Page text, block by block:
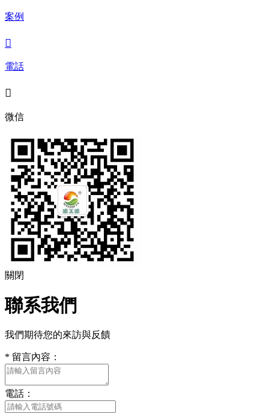
案例

電話

微信
關閉
聯系我們
我們期待您的來訪與反饋
* 留言內容：
電話：